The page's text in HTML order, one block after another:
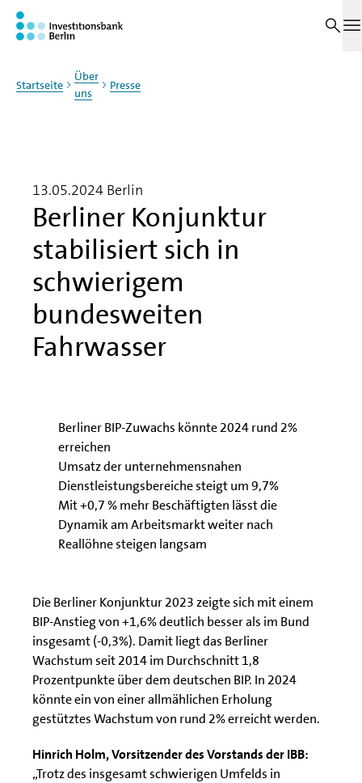
Zum Haupinhalt springen
Startseite
Über
uns
Presse
Berliner Konjunktur
stabilisiert sich in
schwierigem
bundesweiten
Fahrwasser
13.05.2024 Berlin
Berliner BIP-Zuwachs könnte 2024 rund 2%
erreichen
Umsatz der unternehmensnahen
Dienstleistungsbereiche steigt um 9,7%
Mit +0,7 % mehr Beschäftigten lässt die
Dynamik am Arbeitsmarkt weiter nach
Reallöhne steigen langsam
Die Berliner Konjunktur 2023 zeigte sich mit einem
BIP-Anstieg von +1,6% deutlich besser als im Bund
insgesamt (-0,3%). Damit liegt das Berliner
Wachstum seit 2014 im Durchschnitt 1,8
Prozentpunkte über dem deutschen BIP. In 2024
könnte ein von einer allmählichen Erholung
gestütztes Wachstum von rund 2% erreicht werden.
Hinrich Holm, Vorsitzender des Vorstands der IBB:
„Trotz des insgesamt schwierigen Umfelds in